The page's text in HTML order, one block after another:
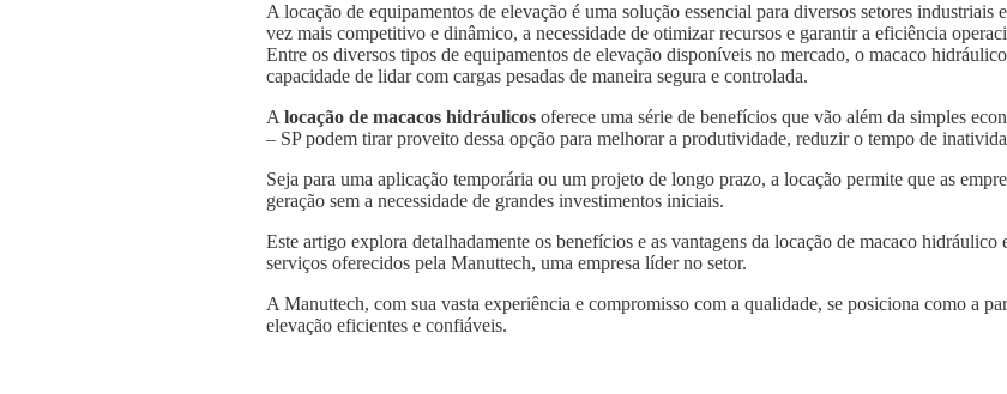
A locação de equipamentos de elevação é uma solução essencial para diversos setores
vez mais competitivo e dinâmico, a necessidade de otimizar recursos e garantir a eficiência
Entre os diversos tipos de equipamentos de elevação disponíveis no mercado, o macaco
capacidade de lidar com cargas pesadas de maneira segura e controlada.
A locação de macacos hidráulicos oferece uma série de benefícios que vão além da simples
– SP podem tirar proveito dessa opção para melhorar a produtividade, reduzir o tempo de
Seja para uma aplicação temporária ou um projeto de longo prazo, a locação permite que as
geração sem a necessidade de grandes investimentos iniciais.
Este artigo explora detalhadamente os benefícios e as vantagens da locação de macaco
serviços oferecidos pela Manuttech, uma empresa líder no setor.
A Manuttech, com sua vasta experiência e compromisso com a qualidade, se posiciona como a
elevação eficientes e confiáveis.